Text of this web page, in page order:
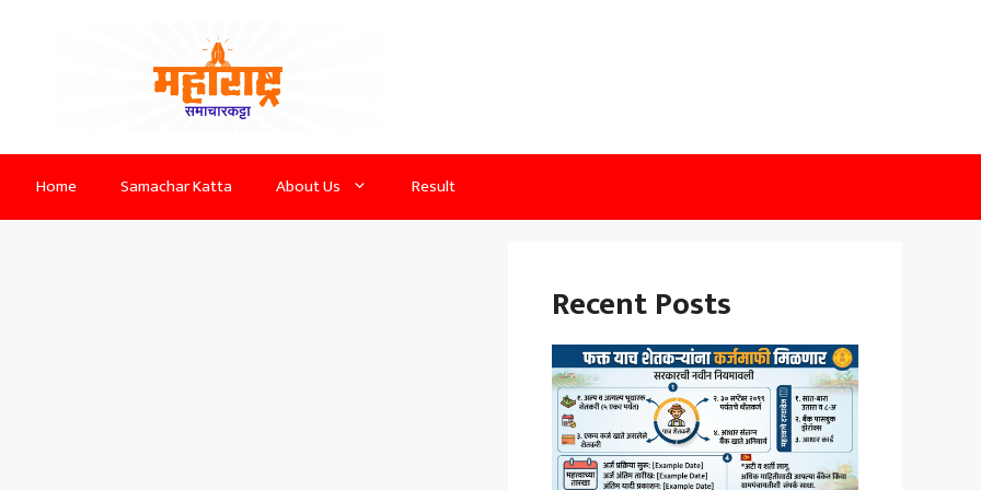
Home Samachar Katta About Us Result
Recent Posts